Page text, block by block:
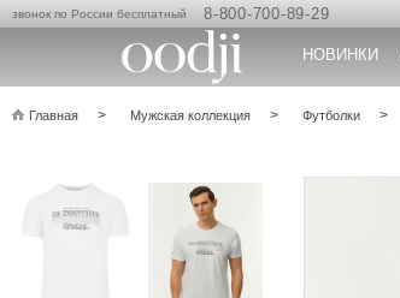
звонок по России бесплатный 8-800-700-89-29
НОВИНКИ
Главная Мужская коллекция Футболки